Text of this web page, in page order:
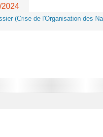
2024
(Crise de l'Organisation des